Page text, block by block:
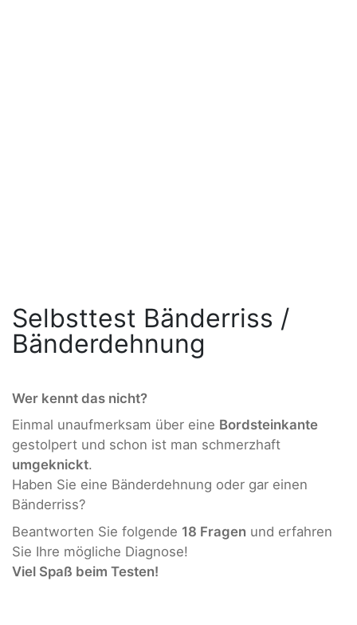
Selbsttest Bänderriss /
Bänderdehnung
Wer kennt das nicht?
Einmal unaufmerksam über eine Bordsteinkante
gestolpert und schon ist man schmerzhaft
umgeknickt.
Haben Sie eine Bänderdehnung oder gar einen
Bänderriss?
Beantworten Sie folgende 18 Fragen und erfahren
Sie Ihre mögliche Diagnose!
Viel Spaß beim Testen!